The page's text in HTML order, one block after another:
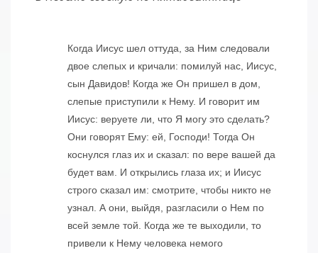
Когда Иисус шел оттуда, за Ним следовали
двое слепых и кричали: помилуй нас, Иисус,
сын Давидов! Когда же Он пришел в дом,
слепые приступили к Нему. И говорит им
Иисус: веруете ли, что Я могу это сделать?
Они говорят Ему: ей, Господи! Тогда Он
коснулся глаз их и сказал: по вере вашей да
будет вам. И открылись глаза их; и Иисус
строго сказал им: смотрите, чтобы никто не
узнал. А они, выйдя, разгласили о Нем по
всей земле той. Когда же те выходили, то
привели к Нему человека немого